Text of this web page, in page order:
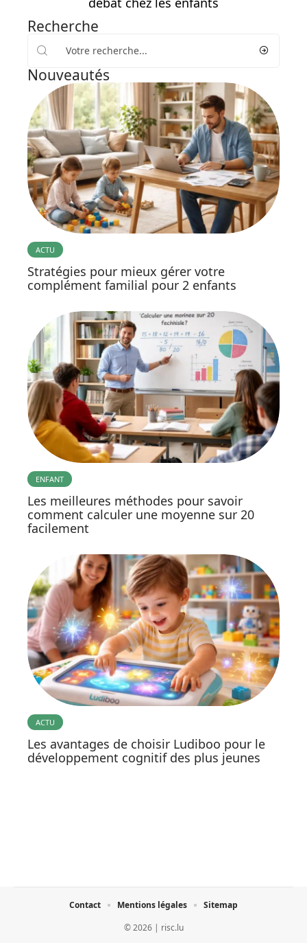
Recherche
Nouveautés
ACTU
Stratégies pour mieux gérer votre
complément familial pour 2 enfants
ENFANT
Les meilleures méthodes pour savoir
comment calculer une moyenne sur 20
facilement
ACTU
Les avantages de choisir Ludiboo pour le
développement cognitif des plus jeunes
© 2026 | risc.lu
Contact Mentions légales Sitemap